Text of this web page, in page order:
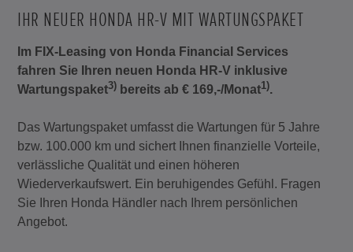
IHR NEUER HONDA HR-V MIT WARTUNGSPAKET
Im FIX-Leasing von Honda Financial Services
fahren Sie Ihren neuen Honda HR-V inklusive
Wartungspaket3) bereits ab € 169,-/Monat1).
Das Wartungspaket umfasst die Wartungen für 5 Jahre
bzw. 100.000 km und sichert Ihnen finanzielle Vorteile,
verlässliche Qualität und einen höheren
Wiederverkaufswert. Ein beruhigendes Gefühl. Fragen
Sie Ihren Honda Händler nach Ihrem persönlichen
Angebot.